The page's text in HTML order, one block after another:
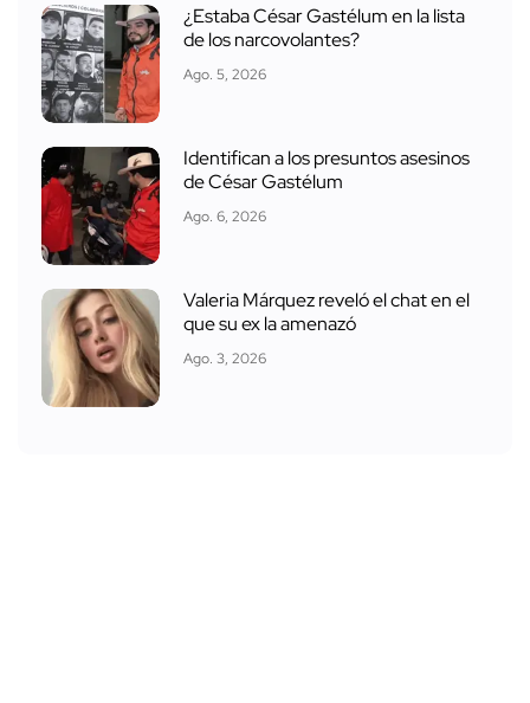
¿Estaba César Gastélum en la lista
de los narcovolantes?
Ago. 5, 2026
Identifican a los presuntos asesinos
de César Gastélum
Ago. 6, 2026
Valeria Márquez reveló el chat en el
que su ex la amenazó
Ago. 3, 2026